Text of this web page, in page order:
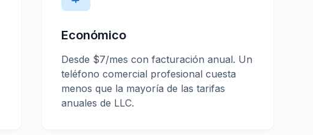
Económico
Desde $7/mes con facturación anual. Un
teléfono comercial profesional cuesta
menos que la mayoría de las tarifas
anuales de LLC.